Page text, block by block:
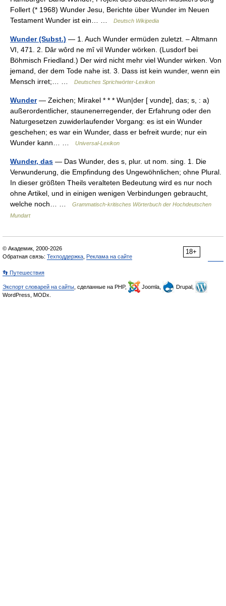
Follert (* 1968) Wunder Jesu, Berichte über Wunder im Neuen
Testament Wunder ist ein… …
Deutsch Wikipedia
Wunder (Subst.) — 1. Auch Wunder ermüden zuletzt. – Altmann
VI, 471. 2. Dâr wôrd ne mî vil Wunder wörken. (Lusdorf bei
Böhmisch Friedland.) Der wird nicht mehr viel Wunder wirken. Von
jemand, der dem Tode nahe ist. 3. Dass ist kein wunder, wenn ein
Mensch irret;… …
Deutsches Sprichwörter-Lexikon
Wunder— Zeichen; Mirakel * * * Wun|der [ vʊndɐ], das; s, : a)
außerordentlicher, staunenerregender, der Erfahrung oder den
Naturgesetzen zuwiderlaufender Vorgang: es ist ein Wunder
geschehen; es war ein Wunder, dass er befreit wurde; nur ein
Wunder kann… …
Universal-Lexikon
Wunder, das — Das Wunder, des s, plur. ut nom. sing. 1. Die
Verwunderung, die Empfindung des Ungewöhnlichen; ohne Plural.
In dieser größten Theils veralteten Bedeutung wird es nur noch
ohne Artikel, und in einigen wenigen Verbindungen gebraucht,
welche noch… …
Grammatisch-kritisches Wörterbuch der Hochdeutschen
Mundart
18+
© Академик, 2000-2026
Обратная связь: Техподдержка Реклама на сайте
👣 Путешествия
Экспорт словарей на сайты , сделанные на PHP, Joomla,
Drupal,
WordPress, MODx.